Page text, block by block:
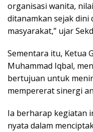
organisasi wanita,
ditanamkan sejak
masyarakat,” ujar
Sementara itu, Ketua
Muhammad Iqbal,
bertujuan untuk
mempererat sinergi
Ia berharap kegiatan
nyata dalam